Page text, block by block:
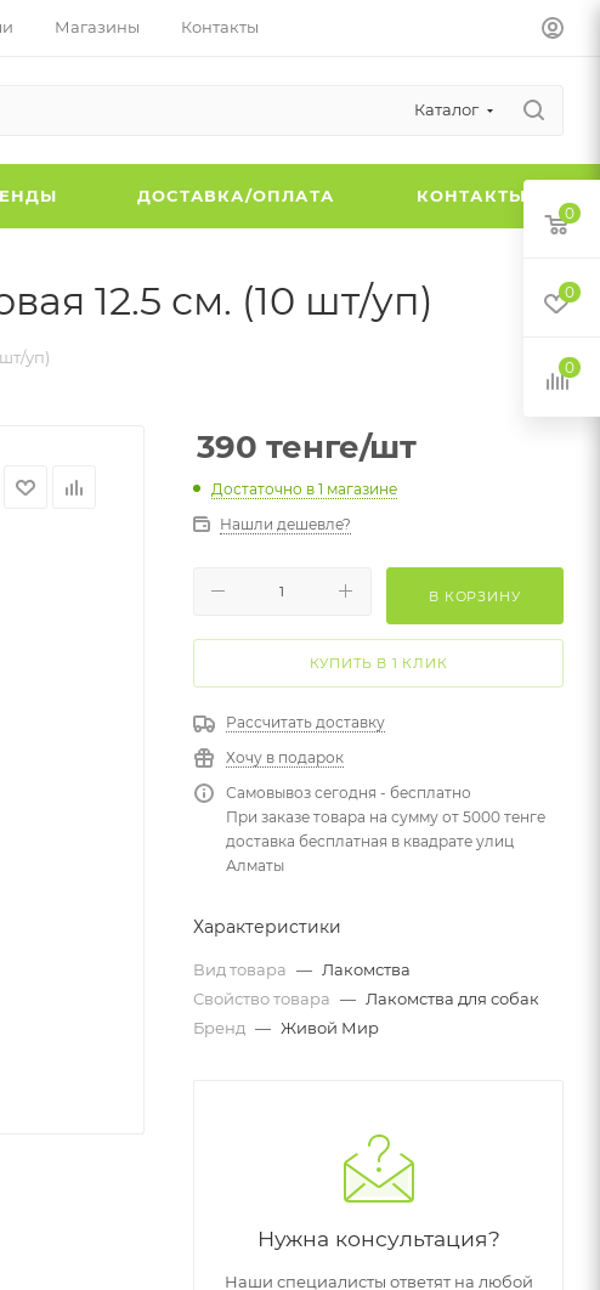
Магазины Контакты
Каталог
ДОСТАВКА/ОПЛАТА КОНТАКТЫ
12.5 см. (10 шт/уп)
уп)
390 тенге/шт
Достаточно в 1 магазине
Нашли дешевле?
В КОРЗИНУ
КУПИТЬ В 1 КЛИК
Рассчитать доставку
Хочу в подарок
Самовывоз сегодня - бесплатно
При заказе товара на сумму от 5000 тенге
доставка бесплатная в квадрате улиц
Алматы
Характеристики
Вид товара — Лакомства
Свойство товара — Лакомства для собак
Бренд — Живой Мир
Нужна консультация?
Наши специалисты ответят на любой
0
0
0